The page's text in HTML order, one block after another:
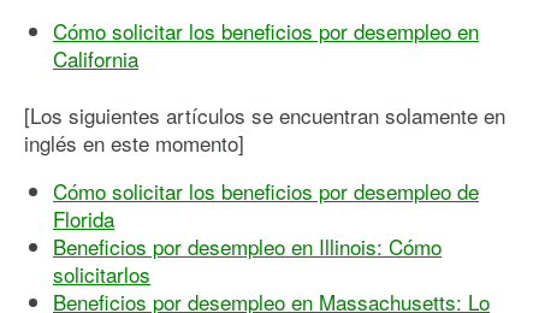
Cómo solicitar los beneficios por desempleo en
California
[Los siguientes artículos se encuentran solamente en
inglés en este momento]
Cómo solicitar los beneficios por desempleo de
Florida
Beneficios por desempleo en Illinois: Cómo
solicitarlos
Beneficios por desempleo en Massachusetts: Lo